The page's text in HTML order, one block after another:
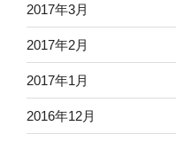
2017年3月
2017年2月
2017年1月
2016年12月